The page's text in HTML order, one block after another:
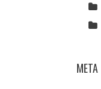
META